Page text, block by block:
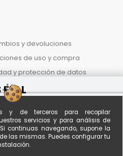
y de terceros para recopilar
servicios y para análisis de
continuas navegando, supone la
las mismas. Puedes configurar tu
y devoluciones
de uso y compra
y protección de datos
de compra
de cookies
*
mes
entrada de
Oferta no
a estudio.
Calcula tu
cuota